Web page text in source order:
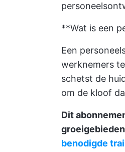
**Wat is een
Een
werknemers
schetst de
om de kloof
Dit
benodigde